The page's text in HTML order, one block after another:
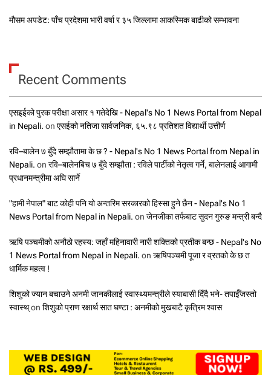
मौसम अपडेट: पाँच प्रदेशमा भारी वर्षा र ३५ जिल्लामा आकस्मिक बाढीको सम्भावना
Recent Comments
एसइईको पुरक परीक्षा असार १ गतेदेखि - Nepal's No 1 News Portal from Nepal
in Nepali. on एसईको नतिजा सार्वजनिक, ६५.९८ प्रतिशत विद्यार्थी उत्तीर्ण
रवि–बालेन ७ बुँदे सम्झौतामा के छ ? - Nepal's No 1 News Portal from Nepal in
Nepali. on रवि–बालेनबिच ७ बुँदे सम्झौता : रविले पार्टीको नेतृत्व गर्ने, बालेनलाई आगामी
प्रधानमन्त्रीमा अघि सार्ने
"हामी नेपाल" बाट कोही पनि यो अन्तरिम सरकारको हिस्सा हुने छैन - Nepal's No 1
News Portal from Nepal in Nepali. on जेनजीका तर्फबाट सुदन गुरुङ मन्त्री बन्दै
ऋषि पञ्चमीको अनौठो रहस्य: जहाँ महिनावारी नारी शक्तिको प्रतीक बन्छ - Nepal's No
1 News Portal from Nepal in Nepali. on ऋषिपञ्चमी पूजा र व्रतको के छ त
धार्मिक महत्व !
शिशुको ज्यान बचाउने अनमी जानकीलाई स्वास्थ्यमन्त्रीले स्याबासी दिँदै भने- तपाईँजस्तो
स्वास्थ्on शिशुको प्राण रक्षार्थ सात घण्टा : अनमीको मुखबाटै कृत्रिम श्वास